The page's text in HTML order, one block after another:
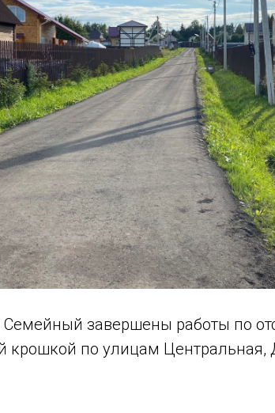
завершены работы по
крошкой по улицам Центральная,